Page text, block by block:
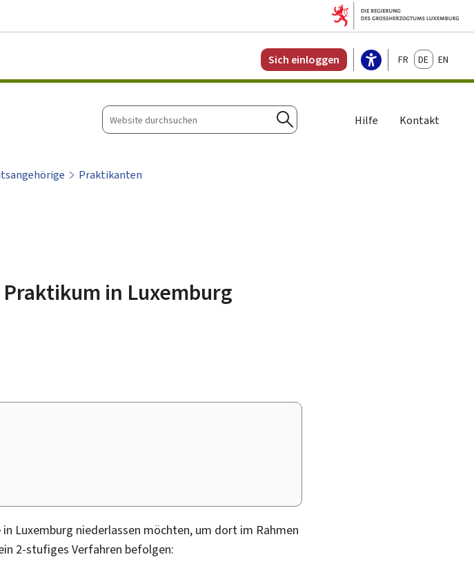
Sich einloggen FrançaisDeutschEnglish
Website
durchsuchen
Suchen
Hilfe Kontakt
Praktikanten
in Luxemburg
in Luxemburg niederlassen möchten, um dort im Rahmen
2-stufiges Verfahren befolgen: